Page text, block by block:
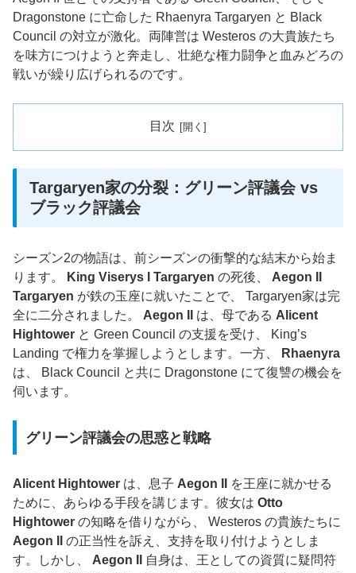
Dragonstone に亡命した Rhaenyra Targaryen と Black
Council の対立が激化。両陣営は Westeros の大貴族たち
を味方につけようと奔走し、壮絶な権力闘争と血みどろの
戦いが繰り広げられるのです。
目次
Targaryen家の分裂：グリーン評議会 vs
ブラック評議会
シーズン2の物語は、前シーズンの衝撃的な結末から始ま
ります。
King Viserys I Targaryen の死後、 Aegon II
Targaryen が鉄の玉座に就いたことで、 Targaryen家は完
全に二分されました。 Aegon II は、母である Alicent
Hightower と Green Council の支援を受け、 King’s
Landing で権力を掌握しようとします。一方、
Rhaenyra
は、 Black Council と共に Dragonstone にて復讐の機会を
伺います。
グリーン評議会の思惑と戦略
Alicent Hightower は、息子 Aegon II
を王座に就かせる
ために、あらゆる手段を講じます。彼女は Otto
Hightower の知略を借りながら、 Westeros の貴族たちに
Aegon II
の正当性を訴え、支持を取り付けようとしま
す。しかし、 Aegon II
自身は、王としての資質に疑問符